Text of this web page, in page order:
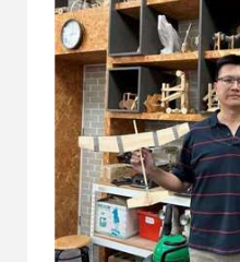
境，又讓遊客深度體驗在地文化。
長不只分享社區營造的
居民與未來世代的信念
一個人如何以行動串起
們，地方的美好與永續
的守護者。邀請聽眾跟
林與湖光，感受社區營